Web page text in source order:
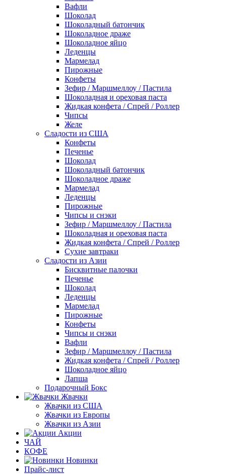
Вафли
Шоколад
Шоколадный батончик
Шоколадное драже
Шоколадное яйцо
Леденцы
Мармелад
Пирожные
Конфеты
Зефир / Маршмеллоу / Пастила
Шоколадная и ореховая паста
Жидкая конфета / Спрей / Роллер
Чипсы
Желе
Сладости из США
Конфеты
Печенье
Шоколад
Шоколадный батончик
Шоколадное драже
Мармелад
Леденцы
Пирожные
Чипсы и снэки
Зефир / Маршмеллоу / Пастила
Шоколадная и ореховая паста
Жидкая конфета / Спрей / Роллер
Сухие завтраки
Сладости из Азии
Бисквитные палочки
Печенье
Шоколад
Леденцы
Мармелад
Пирожные
Конфеты
Чипсы и снэки
Вафли
Зефир / Маршмеллоу / Пастила
Жидкая конфета / Спрей / Роллер
Шоколадное яйцо
Лапша
Подарочный Бокс
Жвачки
Жвачки из США
Жвачки из Европы
Жвачки из Азии
Акции
ЧАЙ
КОФЕ
Новинки
Прайс-лист